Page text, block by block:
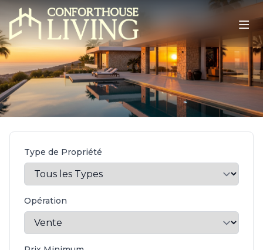
Type de Propriété
Opération